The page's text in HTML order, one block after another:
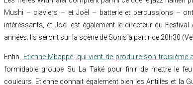
Mushi – claviers – et Joël – batterie et percussions –
intéressants, et Joël est également le directeur du
années. Ils seront sur la scène de Sonis à partir de 20h30
Enfin, Etienne Mbappé, qui vient de produire son troisième
formidable groupe Su La Také pour finir de mettre le
couleurs. Etienne connait également bien les Antilles et la